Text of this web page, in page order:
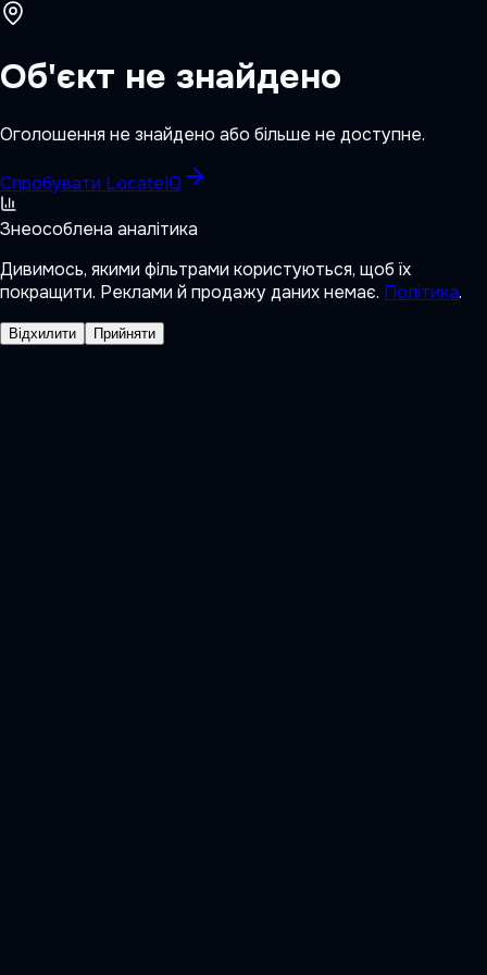
Об'єкт не знайдено
Оголошення не знайдено або більше не доступне.
Спробувати LocateIQ
Знеособлена аналітика
Дивимось, якими фільтрами користуються, щоб їх
покращити. Реклами й продажу даних немає. Політика.
Відхилити Прийняти